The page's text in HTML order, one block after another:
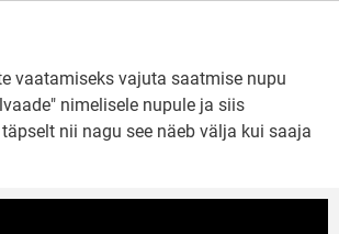
vaatamiseks vajuta saatmise nupu
nimelisele nupule ja siis
nii nagu see näeb välja kui saaja